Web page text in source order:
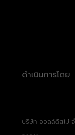
ดำเนินการโดย
บริษัท ออลล์ดิสโม่